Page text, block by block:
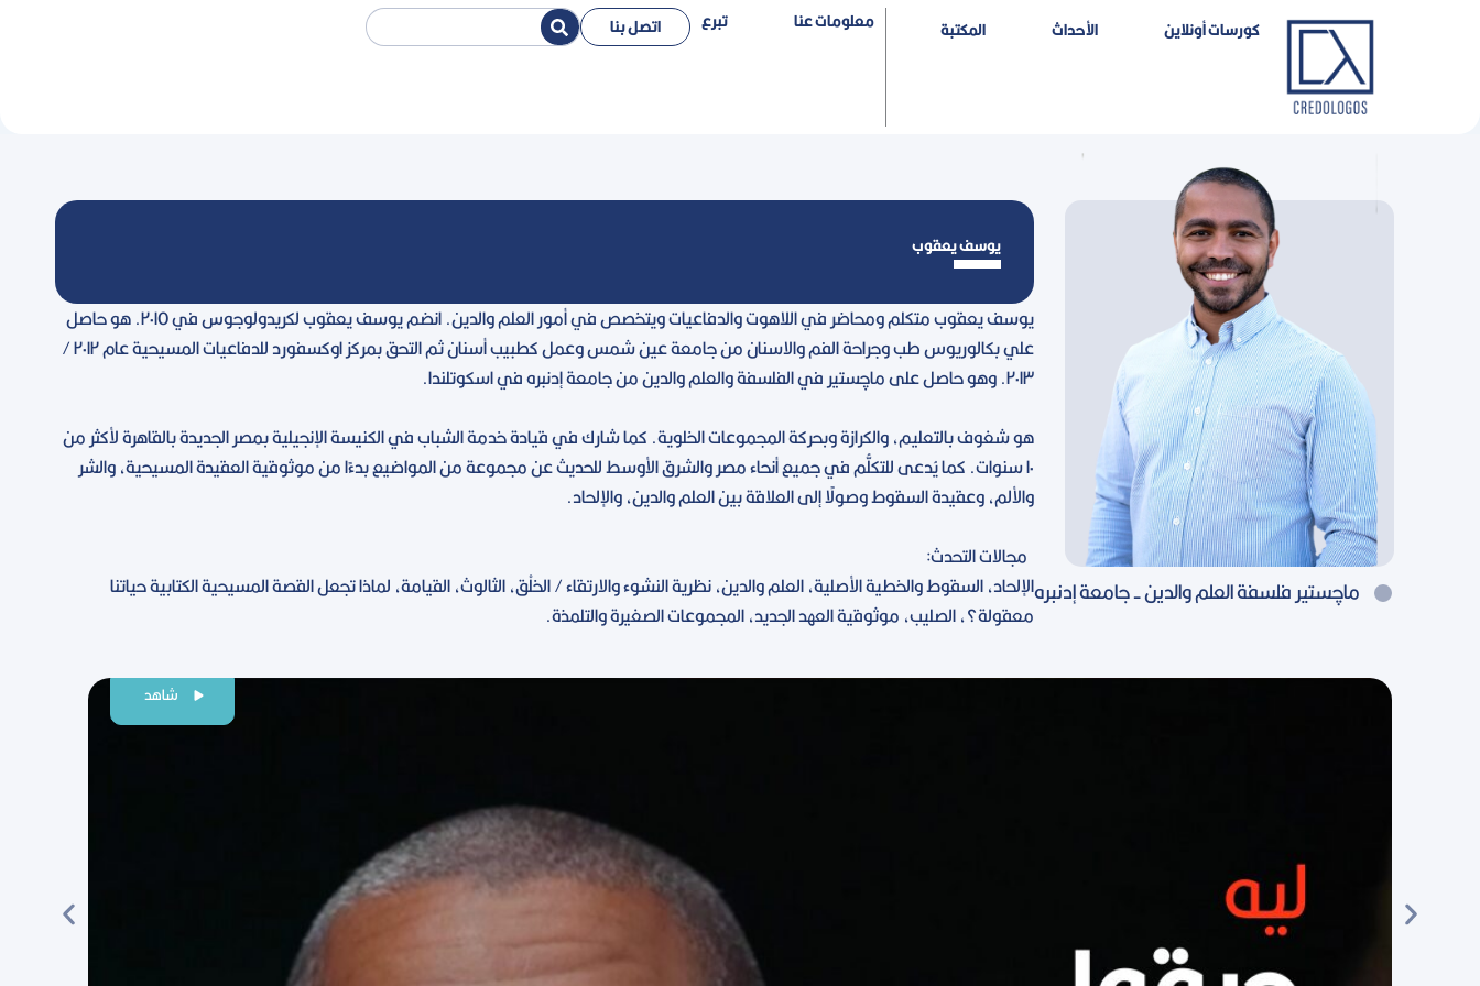
المكتبة اﻷحداث كورسات أونلاين تبرع معلومات عنا اتصل بنا Search
يوسف يعقوب
يوسف يعقوب متكلم ومحاضر في اللاهوت والدفاعيات ويتخصص في أمور العلم والدين. انضم يوسف يعقوب لكريدولوجوس في ٢٠١٥. هو حاصل
علي بكالوريوس طب وجراحة الفم والاسنان من جامعة عين شمس وعمل كطبيب أسنان ثم التحق بمركز اوكسفورد للدفاعيات المسيحية عام ٢٠١٢ /
٢٠١٣. وهو حاصل على ماچستير في الفلسفة والعلم والدين من جامعة إدنبره في اسكوتلندا.
هو شغوف بالتعليم، والكرازة وبحركة المجموعات الخلوية. كما شارك في قيادة خدمة الشباب في الكنيسة الإنجيلية بمصر الجديدة بالقاهرة لأكثر من
١٠ سنوات. كما يُدعى للتكلُّم في جميع أنحاء مصر والشرق الأوسط للحديث عن مجموعة من المواضيع بدءًا من موثوقية العقيدة المسيحية، والشر
والألم، وعقيدة السقوط وصولًا إلى العلاقة بين العلم والدين، والإلحاد.
مجالات التحدث:
الإلحاد، السقوط والخطية الأصلية، العلم والدين، نظرية النشوء والارتقاء / الخلْق، الثالوث، القيامة، لماذا تجعل القصة المسيحية الكتابية حياتنا
معقولة؟، الصليب، موثوقية العهد الجديد، المجموعات الصغيرة والتلمذة.
ماچستير فلسفة العلم والدين - جامعة إدنبره